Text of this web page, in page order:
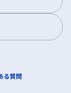
る質問